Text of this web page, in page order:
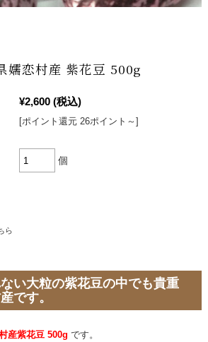
嬬恋村産 紫花豆 500g
¥2,600 (税込)
[ポイント還元 26ポイント～]
個
ら
い大粒の紫花豆の中でも貴重
です。
産紫花豆 500g です。